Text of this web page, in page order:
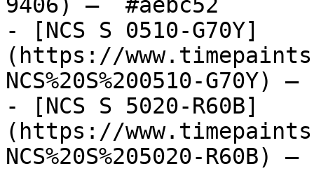
- [NCS S 0510-G70Y]
(https://
NCS%20S%200510-
- [NCS S 5020-R60B]
(https://
NCS%20S%205020-R60B)